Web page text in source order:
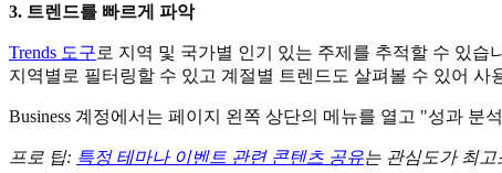
3. 트렌드를 빠르게 파악
Trends 도구 로 지역 및 국가별 인기 있는 주제를 추적할 수 있
지역별로 필터링할 수 있고 계절별 트렌드도 살펴볼 수 있어
Business 계정에서는 페이지 왼쪽 상단의 메뉴를 열고 "성과 분
프로 팁: 특정 테마나 이벤트 관련 콘텐츠 공유는 관심도가 최